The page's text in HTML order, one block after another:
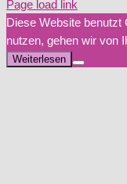
Page load link
Diese Website benutzt
nutzen, gehen wir von
Weiterlesen